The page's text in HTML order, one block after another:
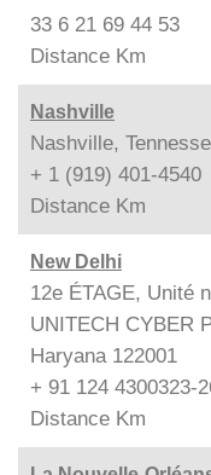
33 6 21 69 44 53
Distance Km
Nashville
Nashville,
+ 1 (919) 401-4540
Distance Km
New Delhi
12e ÉTAGE, Unité
UNITECH CYBER
Haryana 122001
+ 91 124 4300323-
Distance Km